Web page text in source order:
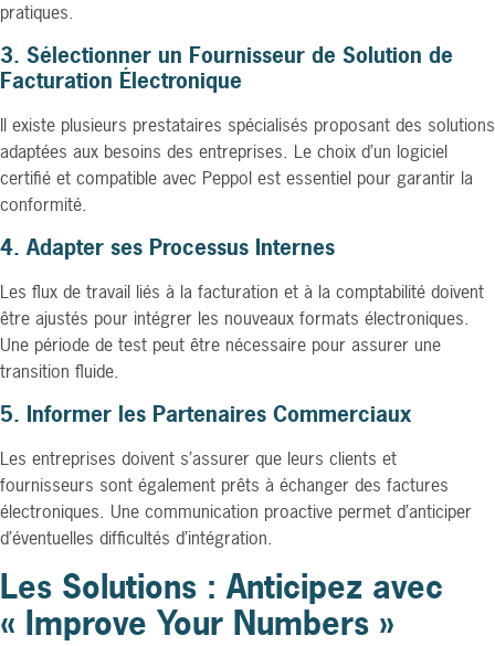
pratiques.
3. Sélectionner un Fournisseur de Solution de
Facturation Électronique
Il existe plusieurs prestataires spécialisés proposant des solutions
adaptées aux besoins des entreprises. Le choix d’un logiciel
certifié et compatible avec Peppol est essentiel pour garantir la
conformité.
4. Adapter ses Processus Internes
Les flux de travail liés à la facturation et à la comptabilité doivent
être ajustés pour intégrer les nouveaux formats électroniques.
Une période de test peut être nécessaire pour assurer une
transition fluide.
5. Informer les Partenaires Commerciaux
Les entreprises doivent s’assurer que leurs clients et
fournisseurs sont également prêts à échanger des factures
électroniques. Une communication proactive permet d’anticiper
d’éventuelles difficultés d’intégration.
Les Solutions : Anticipez avec
« Improve Your Numbers »